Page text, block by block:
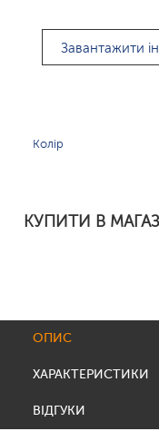
Завантажити
Колір
КУПИТИ В
ОПИС
ХАРАКТЕРИСТИКИ
ВІДГУКИ